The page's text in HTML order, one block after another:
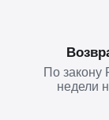
По закону
недели